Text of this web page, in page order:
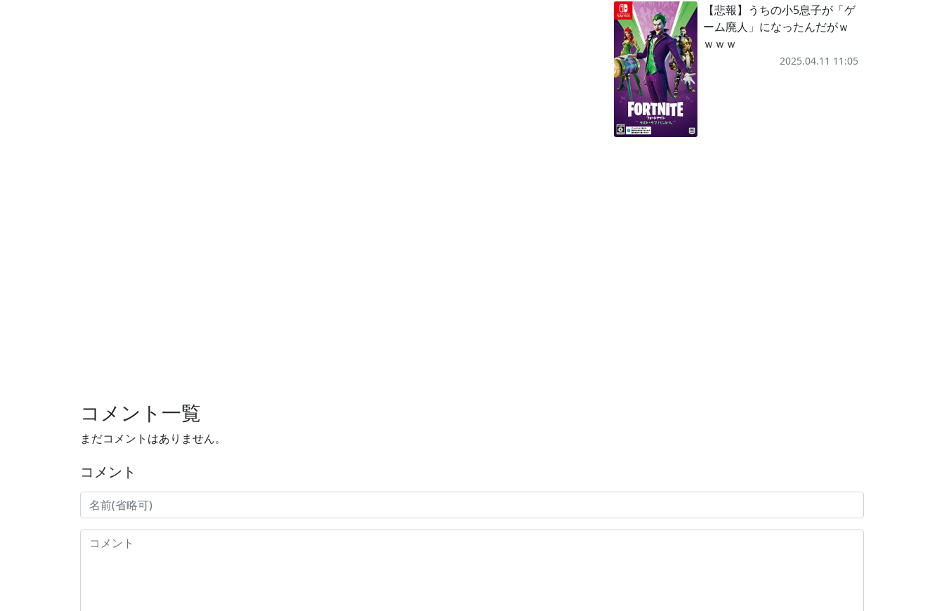
【悲報】うちの小5息子が「ゲ
ーム廃人」になったんだがｗ
ｗｗｗ
2025.04.11 11:05
コメント一覧
まだコメントはありません。
コメント